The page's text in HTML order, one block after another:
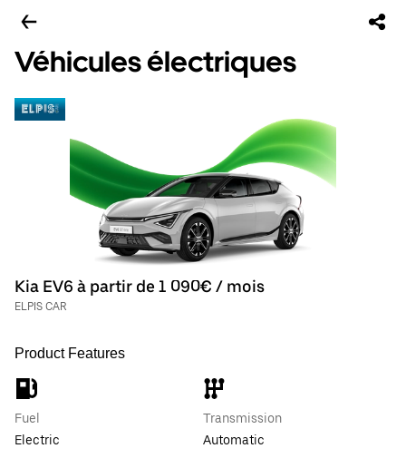
Véhicules électriques
Kia EV6 à partir de 1 090€ / mois
ELPIS CAR
Product Features
Fuel
Electric
Transmission
Automatic